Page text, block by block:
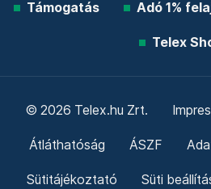
Támogatás Adó 1%
Telex
© 2026 Telex.hu Zrt.
Átláthatóság ÁSZF
Sütitájékoztató Süti